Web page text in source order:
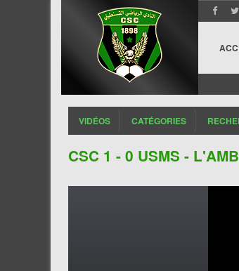
VIDÉOS CATÉGORIES
CSC 1 - 0 USMS -